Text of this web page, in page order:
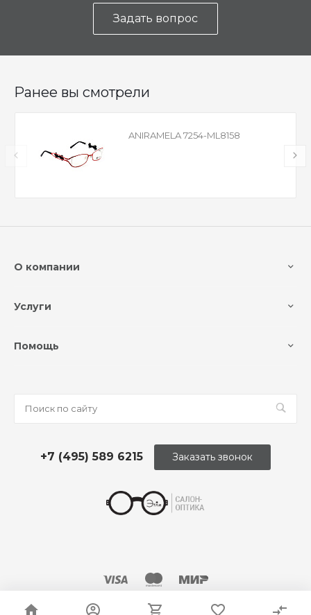
Задать вопрос
Ранее вы смотрели
ANIRAMELA 7254-ML8158
О компании
Услуги
Помощь
+7 (495) 589 6215 Заказать звонок